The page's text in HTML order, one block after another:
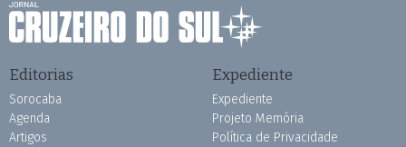
Editorias
Sorocaba
Agenda
Artigos
Expediente
Expediente
Projeto Memória
Política de Privacidade